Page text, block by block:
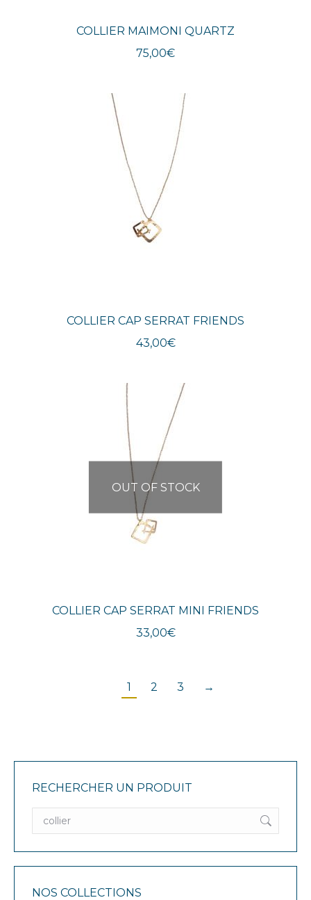
COLLIER MAIMONI QUARTZ
75,00€
COLLIER CAP SERRAT FRIENDS
43,00€
OUT OF STOCK
COLLIER CAP SERRAT MINI FRIENDS
33,00€
1 2 3 →
RECHERCHER UN PRODUIT
NOS COLLECTIONS